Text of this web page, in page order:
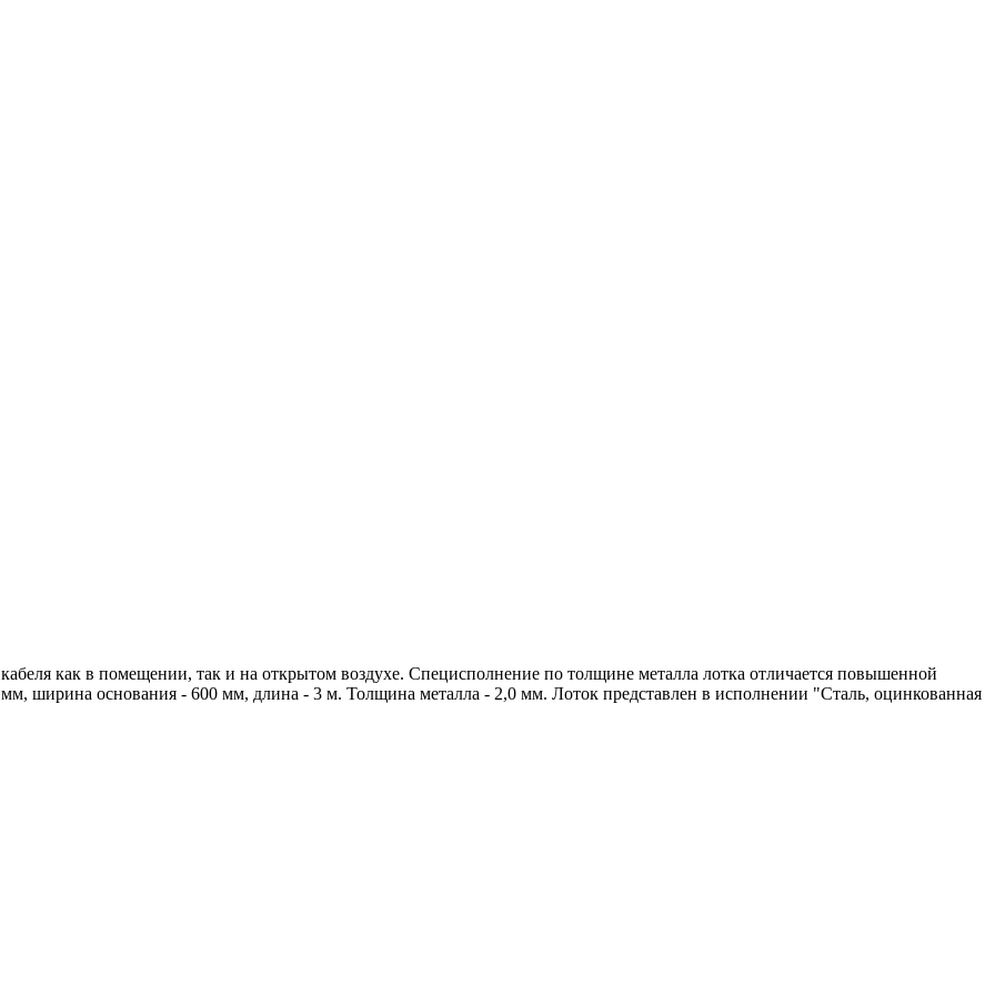
как в помещении, так и на открытом воздухе. Специсполнение по толщине металла лотка отличается повышенной
ширина основания - 600 мм, длина - 3 м. Толщина металла - 2,0 мм. Лоток представлен в исполнении "Сталь, оцинкованная